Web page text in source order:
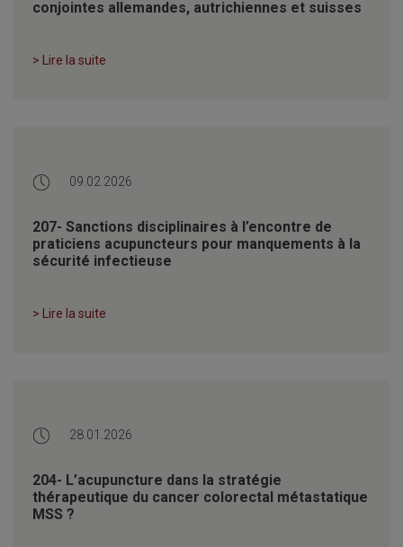
conjointes allemandes, autrichiennes et suisses
> Lire la suite
09.02.2026
207- Sanctions disciplinaires à l’encontre de
praticiens acupuncteurs pour manquements à la
sécurité infectieuse
> Lire la suite
28.01.2026
204- L’acupuncture dans la stratégie
thérapeutique du cancer colorectal métastatique
MSS ?